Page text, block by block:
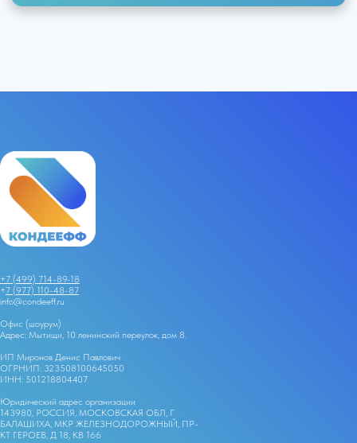
+7 (499) 714-89-18
+7 (977) 110-48-87
info@condeeff.ru
Офис (шоурум)
Адрес: Мытищи, 10 ленинский переулок, дом 8.
ИП Миронов Денис Павлович
ОГРНИП: 323508100645050
ИНН: 501218804407
Юридический адрес организации
143980, РОССИЯ, МОСКОВСКАЯ ОБЛ, Г
БАЛАШИХА, МКР ЖЕЛЕЗНОДОРОЖНЫЙ, ПР-
КТ ГЕРОЕВ, Д 18, КВ 166